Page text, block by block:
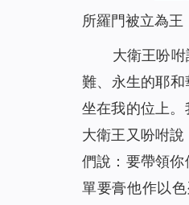
所羅門被立為王
大衛王吩
難、永生的耶
坐在我的位上。
大衛王又吩咐
們說：要帶領
單要膏他作以